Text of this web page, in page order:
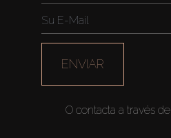
ENVIAR
O contacta a través de